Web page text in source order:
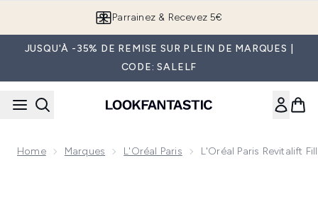
Parrainez & Recevez 5€
JUSQU'À -35% DE REMISE SUR PLEIN DE MARQUES |
CODE: SALELF
Home Marques L'Oréal Paris L'Oréal Paris Revitalift